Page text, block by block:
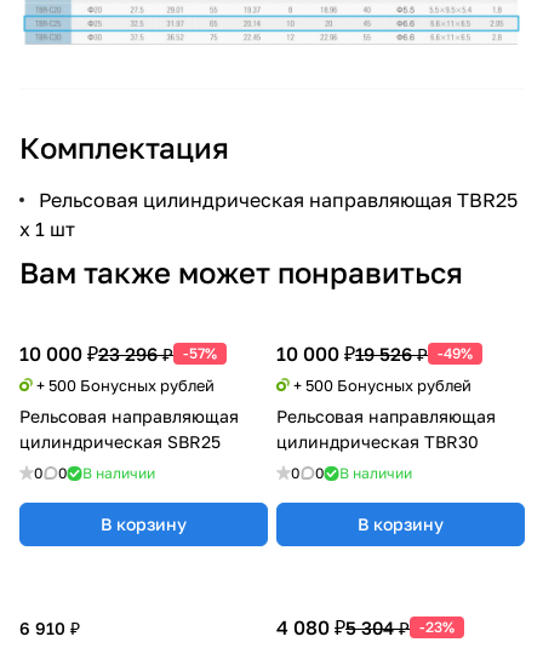
Комплектация
Рельсовая цилиндрическая направляющая TBR25
х 1 шт
Вам также может понравиться
10 000 ₽23 296 ₽ -57%
+ 500 Бонусных рублей
Рельсовая направляющая
цилиндрическая SBR25
0 0 В наличии
В корзину
10 000 ₽19 526 ₽ -49%
+ 500 Бонусных рублей
Рельсовая направляющая
цилиндрическая TBR30
0 0 В наличии
В корзину
4 080 ₽5 304 ₽ -23%
6 910 ₽